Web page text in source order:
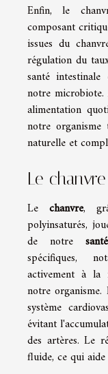
Enfin, le
composant
issues du
régulation du
santé
notre
alimentation
notre
naturelle et
Le
Le chanvre,
polyinsaturés,
de notre
spécifiques,
activement à la
notre
système
évitant
des artères. Le
fluide, ce qui